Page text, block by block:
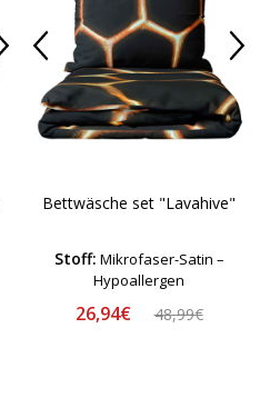
Bettwäsche set "Lavahive"
Stoff: Mikrofaser-Satin –
Hypoallergen
26,94€ 48,99€